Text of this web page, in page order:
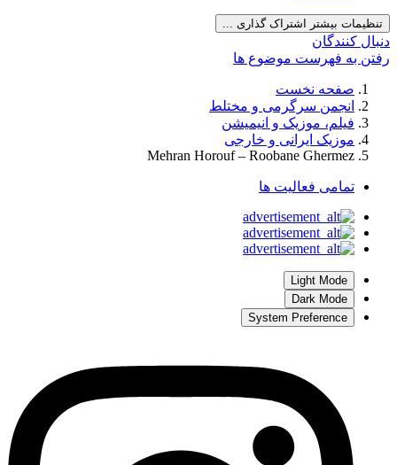
تنظیمات بیشتر اشتراک گذاری ...
دنبال کنندگان
رفتن به فهرست موضوع ها
صفحه نخست
انجمن سرگرمی و مختلط
فیلم، موزیک و انیمیشن
موزیک ایرانی و خارجی
Mehran Horouf – Roobane Ghermez
تمامی فعالیت ها
Light Mode
Dark Mode
System Preference